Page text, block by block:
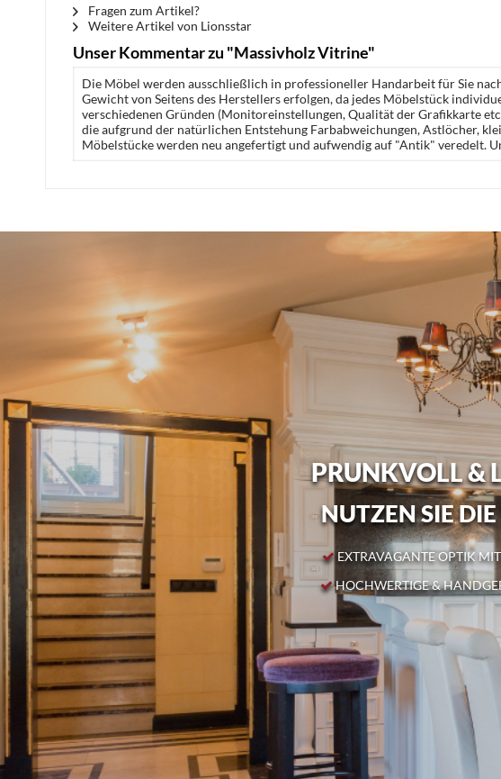
Fragen zum Artikel?
Weitere Artikel von Lionsstar
Unser Kommentar zu "Massivholz Vitrine"
Die Möbel werden ausschließlich in professioneller Handarbeit für Sie
Gewicht von Seitens des Herstellers erfolgen, da jedes Möbelstück
verschiedenen Gründen (Monitoreinstellungen, Qualität der Grafikkarte
die aufgrund der natürlichen Entstehung Farbabweichungen, Astlöcher,
Möbelstücke werden neu angefertigt und aufwendig auf "Antik" veredelt.
PRUNKVOLL &
NUTZEN SIE
EXTRAVAGANTE OPTIK
HOCHWERTIGE &